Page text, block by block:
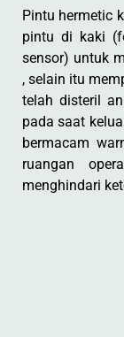
Pintu hermetic
pintu di kaki
sensor) untuk
, selain itu
telah disteril
pada saat
bermacam
ruangan
menghindari